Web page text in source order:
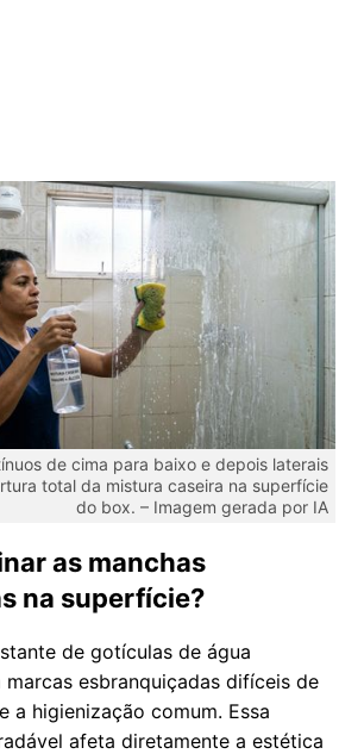
de cima para baixo e depois laterais
total da mistura caseira na superfície
do box. – Imagem gerada por IA
as manchas
na superfície?
de gotículas de água
marcas esbranquiçadas difíceis de
a higienização comum. Essa
afeta diretamente a estética